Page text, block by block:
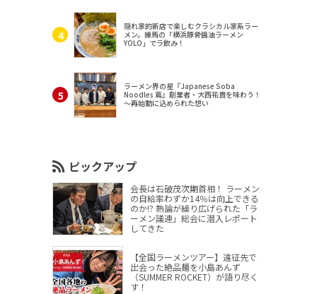
隠れ家的新店で楽しむクラシカル家系ラー
メン。練馬の「横浜豚骨醤油ラーメン
YOLO」でラ飲み！
ラーメン界の星『Japanese Soba
Noodles 蔦』創業者・大西祐貴を味わう！
～再始動に込められた想い
ピックアップ
会長は石破茂次期首相！ ラーメン
の自給率わずか14％は向上できる
のか!? 熱論が繰り広げられた「ラ
ーメン議連」総会に潜入レポート
してきた
【全国ラーメンツアー】遠征先で
出会った絶品麺を小島あんず
（SUMMER ROCKET）が語り尽く
す！